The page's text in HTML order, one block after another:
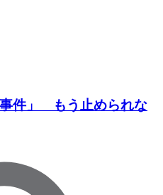
件」 もう止められな